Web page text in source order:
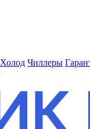
Холод Чиллеры